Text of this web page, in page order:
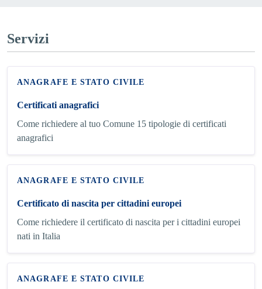
Servizi
ANAGRAFE E STATO CIVILE
Certificati anagrafici
Come richiedere al tuo Comune 15 tipologie di certificati
anagrafici
ANAGRAFE E STATO CIVILE
Certificato di nascita per cittadini europei
Come richiedere il certificato di nascita per i cittadini europei
nati in Italia
ANAGRAFE E STATO CIVILE